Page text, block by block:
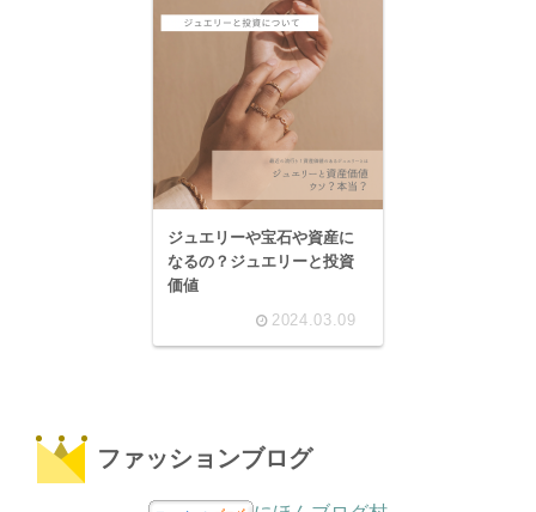
ジュエリーや宝石や資産に
なるの？ジュエリーと投資
価値
2024.03.09
ファッションブログ